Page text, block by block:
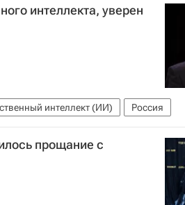
интеллекта, уверен
интеллект (ИИ)
Россия
прощание с